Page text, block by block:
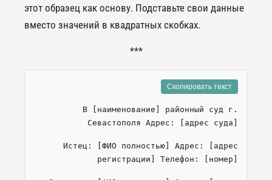
этот образец как основу. Подставьте свои данные
вместо значений в квадратных скобках.
***
Скопировать текст
В [наименование] районный суд г.
Севастополя Адрес: [адрес суда]
Истец: [ФИО полностью] Адрес: [адрес
регистрации] Телефон: [номер]